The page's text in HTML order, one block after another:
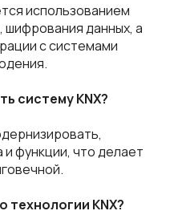
использованием
шифрования данных, а
с системами
систему KNX?
функции, что делает
технологии KNX?